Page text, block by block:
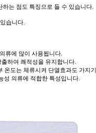
는 점도 특징으로 들 수 있습니다.
습니다.
류에 많이 사용됩니다.
출하여 쾌적성을 유지합니다.
도는 체류시켜 단열효과도 가지
성 의류에 적합한 특성입니다.